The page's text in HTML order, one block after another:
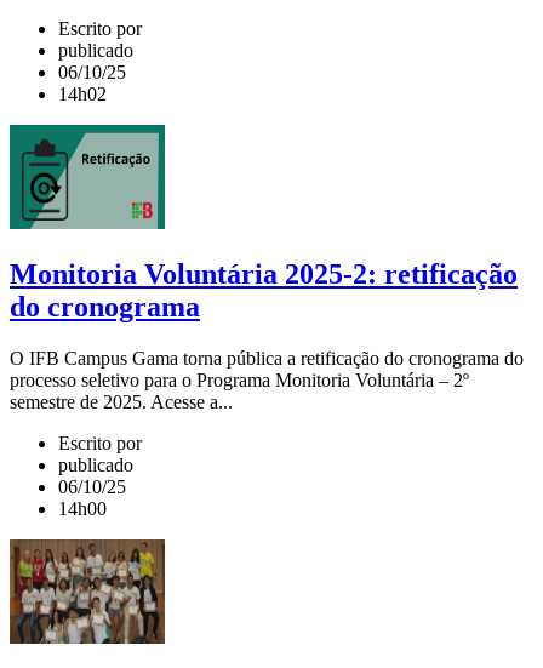
Escrito por
publicado
06/10/25
14h02
Monitoria Voluntária 2025-2: retificação
do cronograma
O IFB Campus Gama torna pública a retificação do cronograma do
processo seletivo para o Programa Monitoria Voluntária – 2º
semestre de 2025. Acesse a...
Escrito por
publicado
06/10/25
14h00